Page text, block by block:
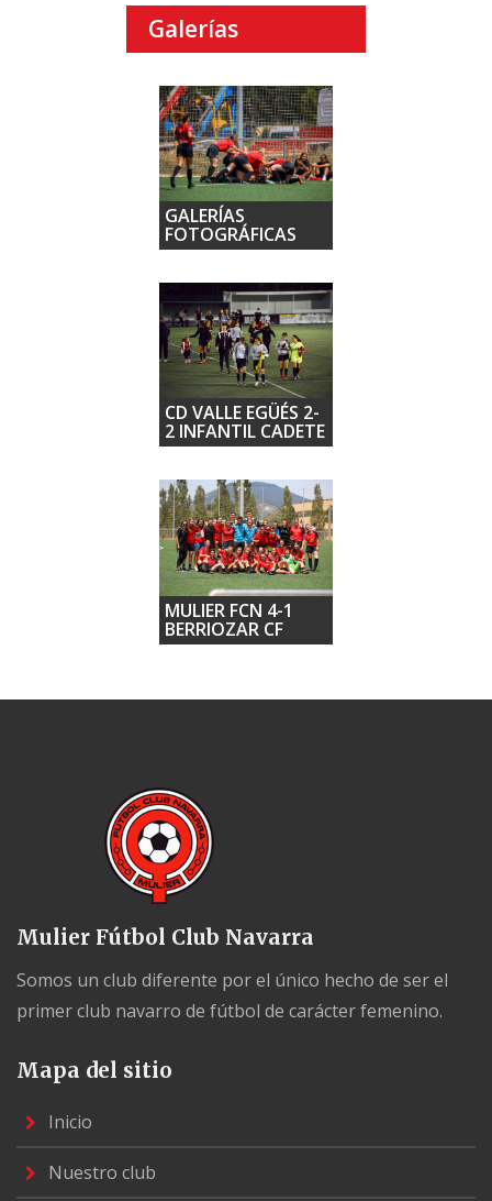
Galerías
GALERÍAS
FOTOGRÁFICAS
CD VALLE EGÜÉS 2-
2 INFANTIL CADETE
MULIER FCN 4-1
BERRIOZAR CF
Mulier Fútbol Club Navarra
Somos un club diferente por el único hecho de ser el
primer club navarro de fútbol de carácter femenino.
Mapa del sitio
Inicio
Nuestro club